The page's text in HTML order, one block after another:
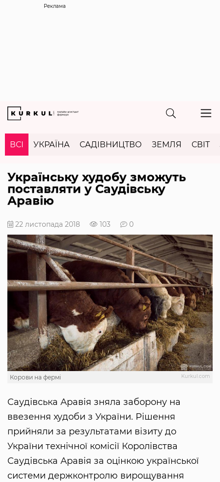
Реклама
ВСІ УКРАЇНА САДІВНИЦТВО ЗЕМЛЯ СВІТ
Українську худобу зможуть
поставляти у Саудівську
Аравію
22 листопада 2018 103 0
Kurkul.com
Корови на фермі
Саудівська Аравія зняла заборону на
ввезення худоби з України. Рішення
прийняли за результатами візиту до
України технічної комісії Королівства
Саудівська Аравія за оцінкою української
системи держконтролю вирощування